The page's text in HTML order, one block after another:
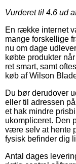
Vurderet til 4.6 ud
En række internet
mange forskellige
nu om dage
købte produkter
ret smart, samt
køb af Wilson
Du bør derudover
eller til adressen
et hak mindre
ukompliceret. Den
være selv at hente
fysisk befinder dig
Antal dages